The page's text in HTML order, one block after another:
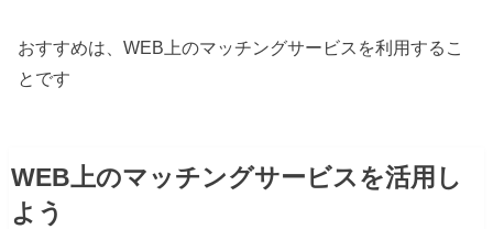
おすすめは、WEB上のマッチングサービスを利用するこ
とです
WEB上のマッチングサービスを活用し
よう